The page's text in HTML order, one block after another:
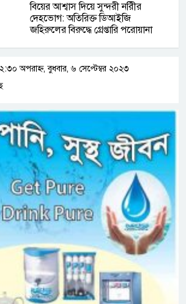
বিয়ের আশ্বাস দিয়ে সুন্দরী নরিীর
দেহভোগ: অতিরিক্ত ডিআইজি
জহিরুলের বিরুদ্ধে গ্রেপ্তারি পরোয়ানা
অপরাহ্ন, বুধবার, ৬ সেপ্টেম্বর ২০২৩